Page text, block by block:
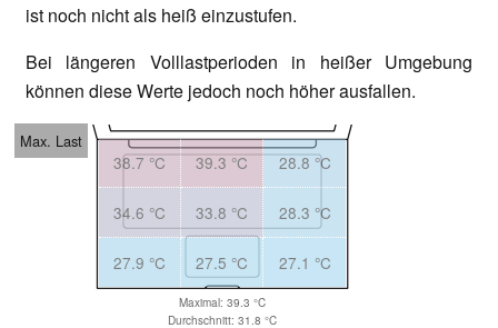
ist noch nicht als heiß einzustufen.
Bei längeren Volllastperioden in heißer Umgebung
können diese Werte jedoch noch höher ausfallen.
Max. Last
38.7 °C 39.3 °C 28.8 °C
34.6 °C 33.8 °C 28.3 °C
27.9 °C 27.5 °C 27.1 °C
Maximal: 39.3 °C
Durchschnitt: 31.8 °C